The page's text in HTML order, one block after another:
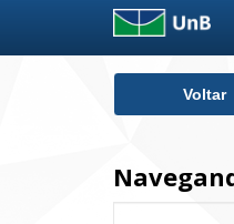
Voltar